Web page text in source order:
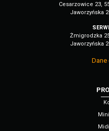
Cesarzowice 23,
Jaworzyńska
Żmigrodzka
Jaworzyńska